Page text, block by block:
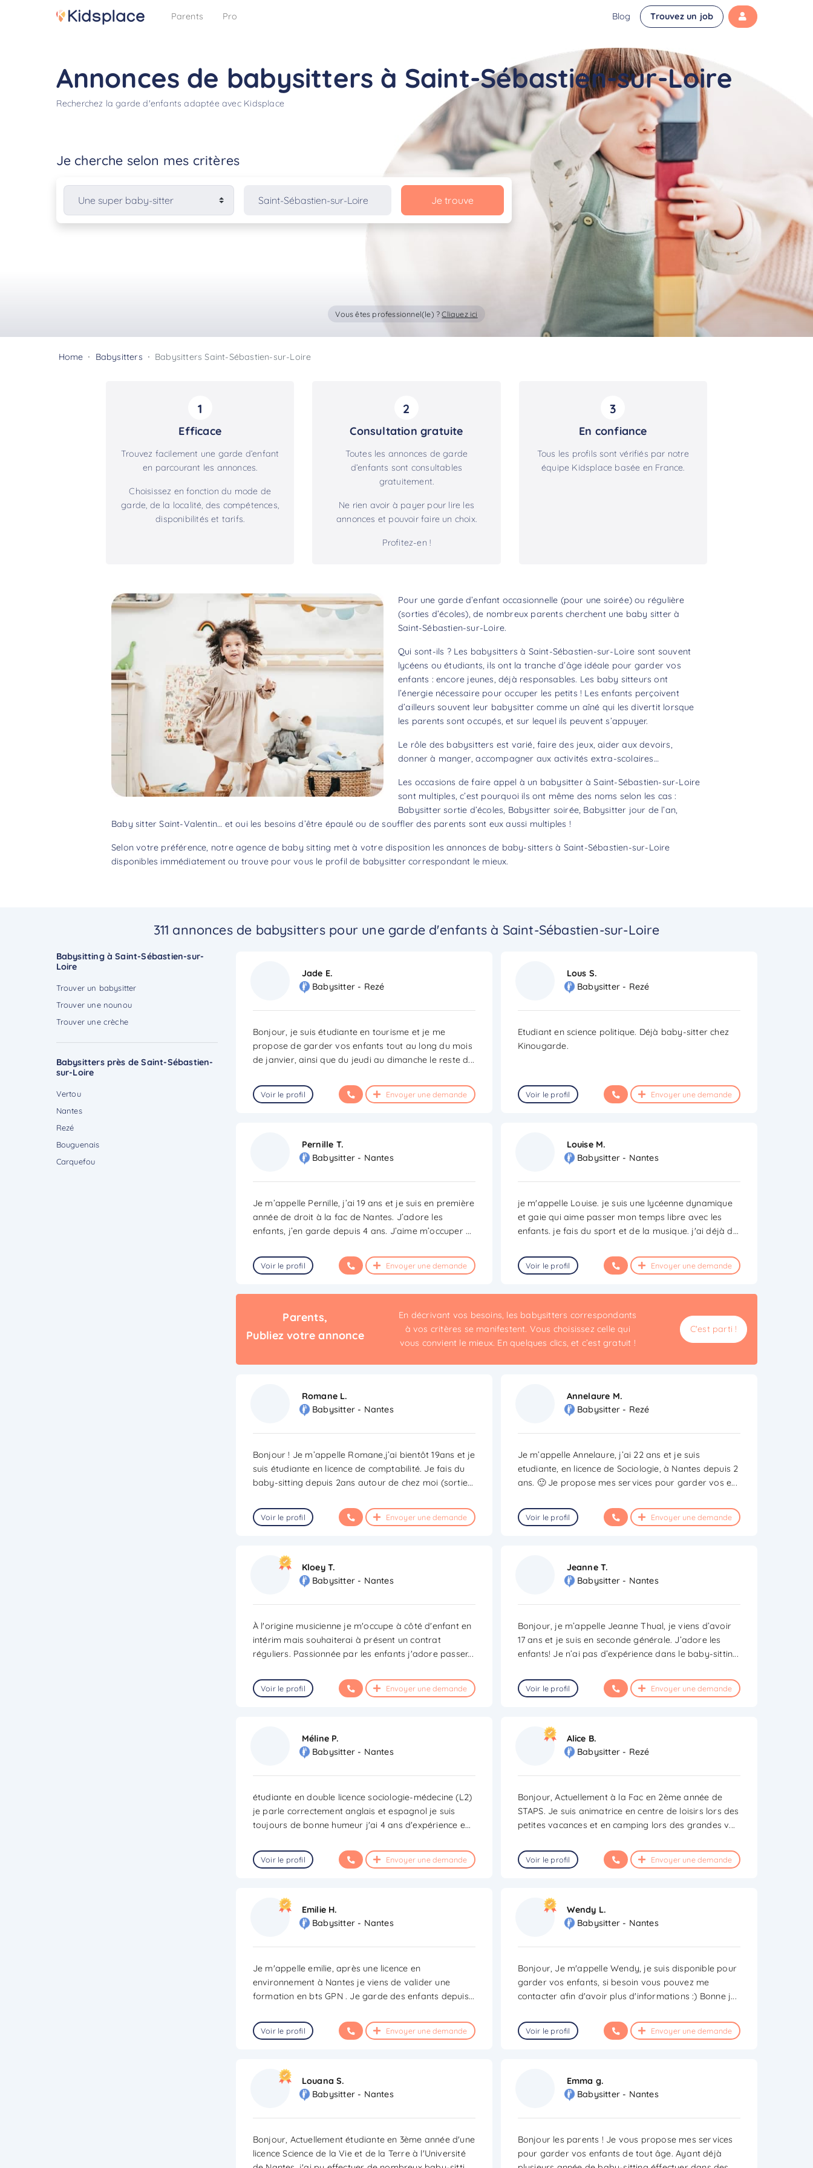
Parents Pro Blog Trouvez un job
Annonces de babysitters à Saint-Sébastien-sur-Loire
Recherchez la garde d'enfants adaptée avec Kidsplace
Je cherche selon mes critères
Je trouve
Vous êtes professionnel(le) ?Cliquez ici
Home Babysitters Babysitters Saint-Sébastien-sur-Loire
1
Efficace
Trouvez facilement une garde d’enfant
en parcourant les annonces.
Choisissez en fonction du mode de
garde, de la localité, des compétences,
disponibilités et tarifs.
2
Consultation gratuite
Toutes les annonces de garde
d’enfants sont consultables
gratuitement.
Ne rien avoir à payer pour lire les
annonces et pouvoir faire un choix.
Profitez-en !
3
En confiance
Tous les profils sont vérifiés par notre
équipe Kidsplace basée en France.
Pour une garde d’enfant occasionnelle (pour une soirée) ou régulière
(sorties d’écoles), de nombreux parents cherchent une baby sitter à
Saint-Sébastien-sur-Loire.
Qui sont-ils ? Les babysitters à Saint-Sébastien-sur-Loire sont souvent
lycéens ou étudiants, ils ont la tranche d’âge idéale pour garder vos
enfants : encore jeunes, déjà responsables. Les baby sitteurs ont
l’énergie nécessaire pour occuper les petits ! Les enfants perçoivent
d’ailleurs souvent leur babysitter comme un aîné qui les divertit lorsque
les parents sont occupés, et sur lequel ils peuvent s’appuyer.
Le rôle des babysitters est varié, faire des jeux, aider aux devoirs,
donner à manger, accompagner aux activités extra-scolaires…
Les occasions de faire appel à un babysitter à Saint-Sébastien-sur-Loire
sont multiples, c’est pourquoi ils ont même des noms selon les cas :
Babysitter sortie d’écoles, Babysitter soirée, Babysitter jour de l’an,
Baby sitter Saint-Valentin… et oui les besoins d’être épaulé ou de souffler des parents sont eux aussi multiples !
Selon votre préférence, notre agence de baby sitting met à votre disposition les annonces de baby-sitters à Saint-Sébastien-sur-Loire
disponibles immédiatement ou trouve pour vous le profil de babysitter correspondant le mieux.
311 annonces de babysitters pour une garde d'enfants à Saint-Sébastien-sur-Loire
Babysitting à Saint-Sébastien-sur-
Loire
Trouver un babysitter
Trouver une nounou
Trouver une crèche
Babysitters près de Saint-Sébastien-
sur-Loire
Vertou
Nantes
Rezé
Bouguenais
Carquefou
Jade E.
Babysitter - Rezé
Bonjour, je suis étudiante en tourisme et je me
propose de garder vos enfants tout au long du mois
de janvier, ainsi que du jeudi au dimanche le reste d...
Voir le profil Envoyer une demande
Lous S.
Babysitter - Rezé
Etudiant en science politique. Déjà baby-sitter chez
Kinougarde.
Voir le profil Envoyer une demande
Pernille T.
Babysitter - Nantes
Je m’appelle Pernille, j’ai 19 ans et je suis en première
année de droit à la fac de Nantes. J’adore les
enfants, j’en garde depuis 4 ans. J’aime m’occuper ...
Voir le profil Envoyer une demande
Louise M.
Babysitter - Nantes
je m'appelle Louise. je suis une lycéenne dynamique
et gaie qui aime passer mon temps libre avec les
enfants. je fais du sport et de la musique. j'ai déjà d...
Voir le profil Envoyer une demande
Parents,
Publiez votre annonce
En décrivant vos besoins, les babysitters correspondants
à vos critères se manifestent. Vous choisissez celle qui
vous convient le mieux. En quelques clics, et c’est gratuit !
C'est parti !
Romane L.
Babysitter - Nantes
Bonjour ! Je m’appelle Romane,j’ai bientôt 19ans et je
suis étudiante en licence de comptabilité. Je fais du
baby-sitting depuis 2ans autour de chez moi (sortie...
Voir le profil Envoyer une demande
Annelaure M.
Babysitter - Rezé
Je m’appelle Annelaure, j’ai 22 ans et je suis
etudiante, en licence de Sociologie, à Nantes depuis 2
ans. 🙂 Je propose mes services pour garder vos e...
Voir le profil Envoyer une demande
Kloey T.
Babysitter - Nantes
À l'origine musicienne je m'occupe à côté d'enfant en
intérim mais souhaiterai à présent un contrat
réguliers. Passionnée par les enfants j'adore passer...
Voir le profil Envoyer une demande
Jeanne T.
Babysitter - Nantes
Bonjour, je m’appelle Jeanne Thual, je viens d’avoir
17 ans et je suis en seconde générale. J’adore les
enfants! Je n’ai pas d’expérience dans le baby-sittin...
Voir le profil Envoyer une demande
Méline P.
Babysitter - Nantes
étudiante en double licence sociologie-médecine (L2)
je parle correctement anglais et espagnol je suis
toujours de bonne humeur j'ai 4 ans d'expérience e...
Voir le profil Envoyer une demande
Alice B.
Babysitter - Rezé
Bonjour, Actuellement à la Fac en 2ème année de
STAPS. Je suis animatrice en centre de loisirs lors des
petites vacances et en camping lors des grandes v...
Voir le profil Envoyer une demande
Emilie H.
Babysitter - Nantes
Je m'appelle emilie, après une licence en
environnement à Nantes je viens de valider une
formation en bts GPN . Je garde des enfants depuis...
Voir le profil Envoyer une demande
Wendy L.
Babysitter - Nantes
Bonjour, Je m'appelle Wendy, je suis disponible pour
garder vos enfants, si besoin vous pouvez me
contacter afin d'avoir plus d'informations :) Bonne j...
Voir le profil Envoyer une demande
Louana S.
Babysitter - Nantes
Bonjour, Actuellement étudiante en 3ème année d'une
licence Science de la Vie et de la Terre à l'Université
Emma g.
Babysitter - Nantes
Bonjour les parents ! Je vous propose mes services
pour garder vos enfants de tout âge. Ayant déjà